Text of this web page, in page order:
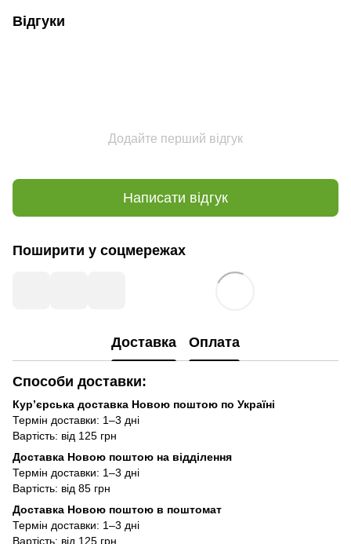
Відгуки
Додайте перший відгук
Написати відгук
Поширити у соцмережах
Доставка Оплата
Способи доставки:
Кур’єрська доставка Новою поштою по Україні
Термін доставки: 1–3 дні
Вартість: від 125 грн
Доставка Новою поштою на відділення
Термін доставки: 1–3 дні
Вартість: від 85 грн
Доставка Новою поштою в поштомат
Термін доставки: 1–3 дні
Вартість: від 125 грн